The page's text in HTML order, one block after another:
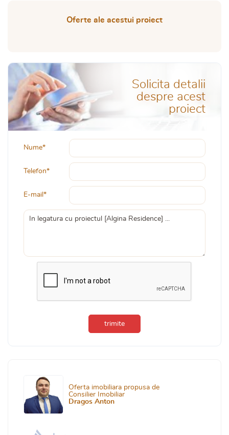
Oferte ale acestui proiect
Solicita detalii
despre acest
proiect
Nume*
Telefon*
E-mail*
trimite
Oferta imobiliara propusa de
Consilier Imobiliar
Dragos Anton